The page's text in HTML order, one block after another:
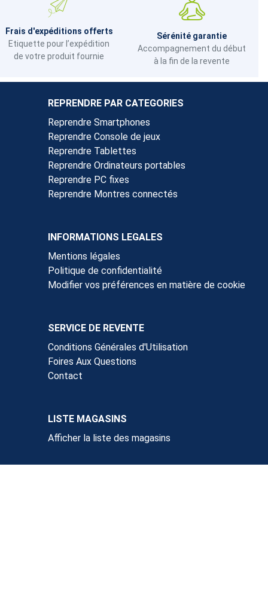
Frais d'expéditions offerts
Etiquette pour l’expédition
de votre produit fournie
Sérénité garantie
Accompagnement du début
à la fin de la revente
REPRENDRE PAR CATEGORIES
Reprendre Smartphones
Reprendre Console de jeux
Reprendre Tablettes
Reprendre Ordinateurs portables
Reprendre PC fixes
Reprendre Montres connectés
INFORMATIONS LEGALES
Mentions légales
Politique de confidentialité
Modifier vos préférences en matière de cookie
SERVICE DE REVENTE
Conditions Générales d'Utilisation
Foires Aux Questions
Contact
LISTE MAGASINS
Afficher la liste des magasins